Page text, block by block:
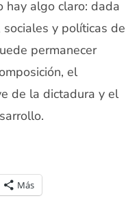
hay algo claro: dada
sociales y políticas de
permanecer
el
de la dictadura y el
Más